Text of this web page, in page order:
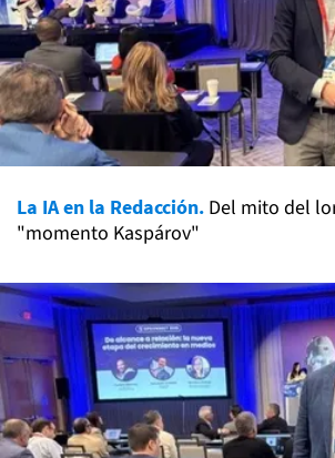
La IA en la Redacción. Del mito del
"momento Kaspárov"